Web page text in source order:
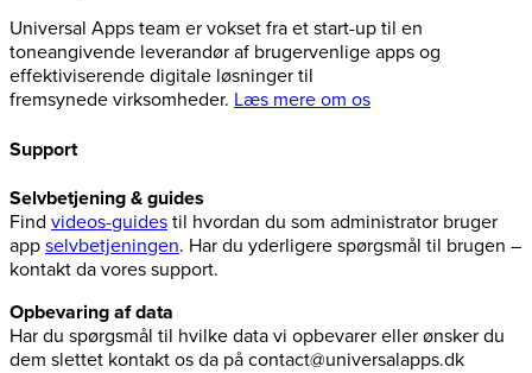
Universal Apps team er vokset fra et start-up til en
toneangivende leverandør af brugervenlige apps og
effektiviserende digitale løsninger til
fremsynede virksomheder. Læs mere om os
Support
Selvbetjening & guides
Find videos-guides til hvordan du som administrator bruger
app selvbetjeningen. Har du yderligere spørgsmål til brugen –
kontakt da vores support.
Opbevaring af data
Har du spørgsmål til hvilke data vi opbevarer eller ønsker du
dem slettet kontakt os da på contact@universalapps.dk